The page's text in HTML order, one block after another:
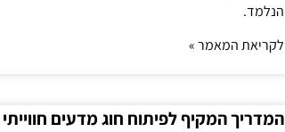
הנלמד.
לקריאת המאמר »
המדריך המקיף לפיתוח חוג מדעים חווייתי